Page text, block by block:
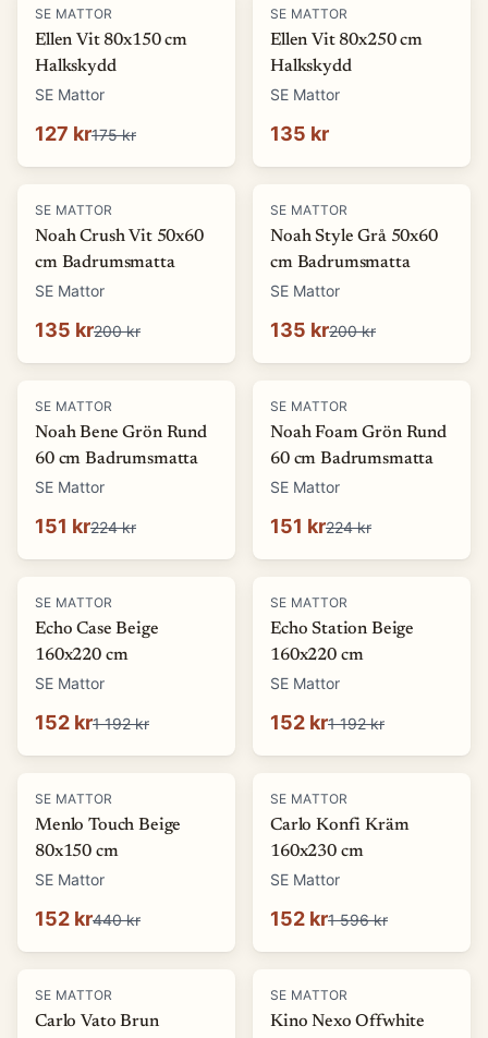
-27 %
SE MATTOR
Ellen Vit 80x150 cm
Halkskydd
SE Mattor
127 kr175 kr
SE MATTOR
Ellen Vit 80x250 cm
Halkskydd
SE Mattor
135 kr
-32%
SE MATTOR
Noah Crush Vit 50x60
cm Badrumsmatta
SE Mattor
135 kr200 kr
-32%
SE MATTOR
Noah Style Grå 50x60
cm Badrumsmatta
SE Mattor
135 kr200 kr
-33%
SE MATTOR
Noah Bene Grön Rund
60 cm Badrumsmatta
SE Mattor
151 kr224 kr
-33%
SE MATTOR
Noah Foam Grön Rund
60 cm Badrumsmatta
SE Mattor
151 kr224 kr
-87%
SE MATTOR
Echo Case Beige
160x220 cm
SE Mattor
152 kr1 192 kr
-87%
SE MATTOR
Echo Station Beige
160x220 cm
SE Mattor
152 kr1 192 kr
-65%
SE MATTOR
Menlo Touch Beige
80x150 cm
SE Mattor
152 kr440 kr
-90%
SE MATTOR
Carlo Konfi Kräm
160x230 cm
SE Mattor
152 kr1 596 kr
-90%
SE MATTOR
Carlo Vato Brun
-76%
SE MATTOR
Kino Nexo Offwhite